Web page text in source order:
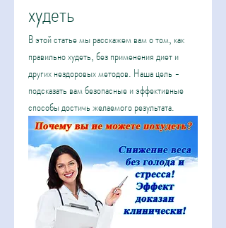
худеть
В этой статье мы расскажем вам о том, как
правильно худеть, без применения диет и
других нездоровых методов. Наша цель -
подсказать вам безопасные и эффективные
способы достичь желаемого результата.